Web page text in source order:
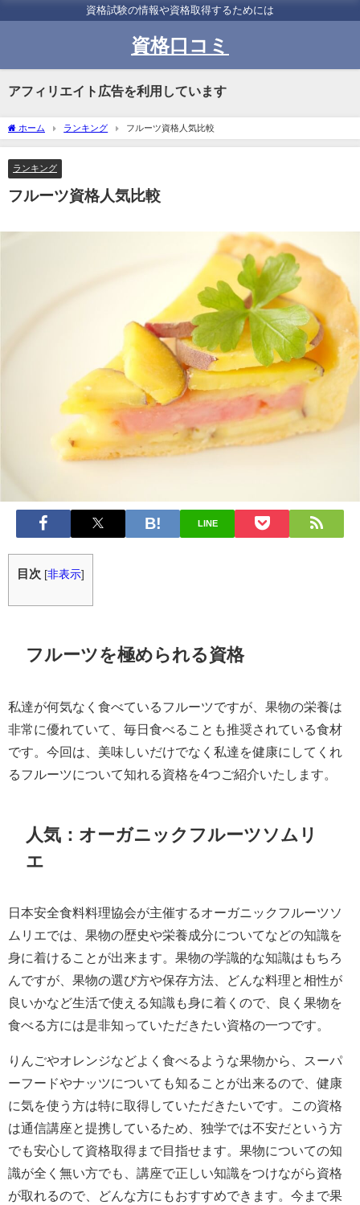
資格試験の情報や資格取得するためには
資格口コミ
アフィリエイト広告を利用しています
ホーム ランキング フルーツ資格人気比較
ランキング
フルーツ資格人気比較
LINE
目次 [非表示]
フルーツを極められる資格
私達が何気なく食べているフルーツですが、果物の栄養は
非常に優れていて、毎日食べることも推奨されている食材
です。今回は、美味しいだけでなく私達を健康にしてくれ
るフルーツについて知れる資格を4つご紹介いたします。
人気：オーガニックフルーツソムリ
エ
日本安全食料料理協会が主催するオーガニックフルーツソ
ムリエでは、果物の歴史や栄養成分についてなどの知識を
身に着けることが出来ます。果物の学識的な知識はもちろ
んですが、果物の選び方や保存方法、どんな料理と相性が
良いかなど生活で使える知識も身に着くので、良く果物を
食べる方には是非知っていただきたい資格の一つです。
りんごやオレンジなどよく食べるような果物から、スーパ
ーフードやナッツについても知ることが出来るので、健康
に気を使う方は特に取得していただきたいです。この資格
は通信講座と提携しているため、独学では不安だという方
でも安心して資格取得まで目指せます。果物についての知
識が全く無い方でも、講座で正しい知識をつけながら資格
が取れるので、どんな方にもおすすめできます。今まで果